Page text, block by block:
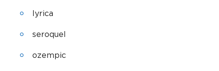
lyrica
seroquel
ozempic